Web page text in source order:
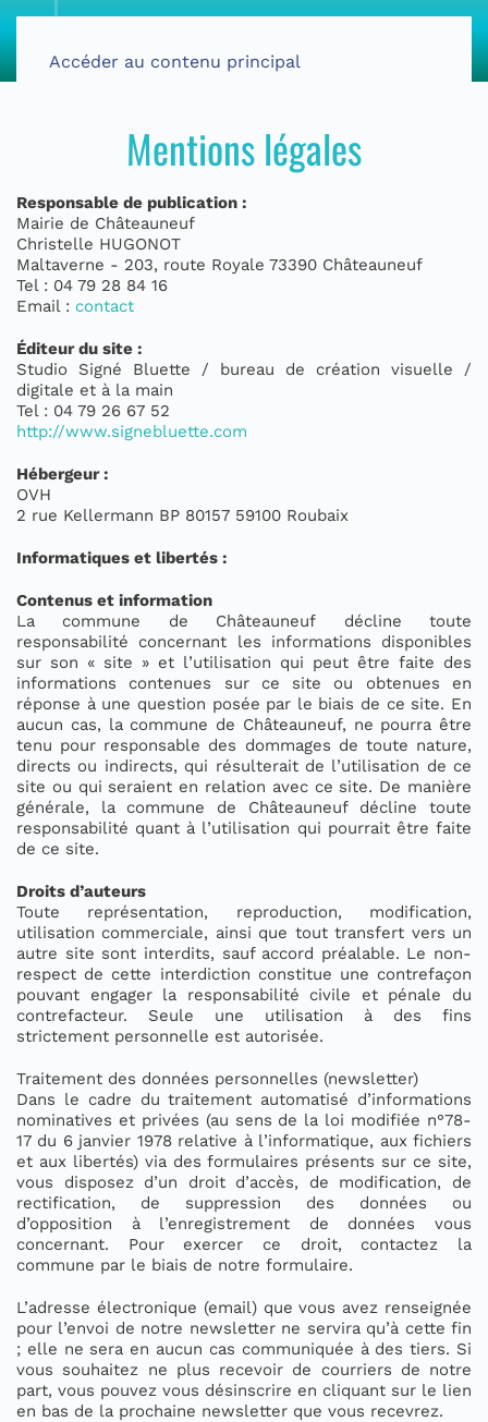
Accéder au contenu principal
Mentions légales
Responsable de publication :
Mairie de Châteauneuf
Christelle HUGONOT
Maltaverne - 203, route Royale 73390 Châteauneuf
Tel : 04 79 28 84 16
Email : contact
Éditeur du site :
Studio Signé Bluette / bureau de création visuelle /
digitale et à la main
Tel : 04 79 26 67 52
http://www.signebluette.com
Hébergeur :
OVH
2 rue Kellermann BP 80157 59100 Roubaix
Informatiques et libertés :
Contenus et information
La commune de Châteauneuf décline toute
responsabilité concernant les informations disponibles
sur son « site » et l’utilisation qui peut être faite des
informations contenues sur ce site ou obtenues en
réponse à une question posée par le biais de ce site. En
aucun cas, la commune de Châteauneuf, ne pourra être
tenu pour responsable des dommages de toute nature,
directs ou indirects, qui résulterait de l’utilisation de ce
site ou qui seraient en relation avec ce site. De manière
générale, la commune de Châteauneuf décline toute
responsabilité quant à l’utilisation qui pourrait être faite
de ce site.
Droits d’auteurs
Toute représentation, reproduction, modification,
utilisation commerciale, ainsi que tout transfert vers un
autre site sont interdits, sauf accord préalable. Le non-
respect de cette interdiction constitue une contrefaçon
pouvant engager la responsabilité civile et pénale du
contrefacteur. Seule une utilisation à des fins
strictement personnelle est autorisée.
Traitement des données personnelles (newsletter)
Dans le cadre du traitement automatisé d’informations
nominatives et privées (au sens de la loi modifiée n°78-
17 du 6 janvier 1978 relative à l’informatique, aux fichiers
et aux libertés) via des formulaires présents sur ce site,
vous disposez d’un droit d’accès, de modification, de
rectification, de suppression des données ou
d’opposition à l’enregistrement de données vous
concernant. Pour exercer ce droit, contactez la
commune par le biais de notre formulaire.
L’adresse électronique (email) que vous avez renseignée
pour l’envoi de notre newsletter ne servira qu’à cette fin
; elle ne sera en aucun cas communiquée à des tiers. Si
vous souhaitez ne plus recevoir de courriers de notre
part, vous pouvez vous désinscrire en cliquant sur le lien
en bas de la prochaine newsletter que vous recevrez.